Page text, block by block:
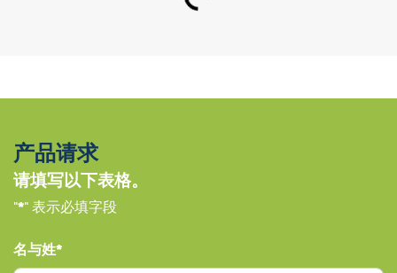
产品请求
请填写以下表格。
"*" 表示必填字段
名与姓